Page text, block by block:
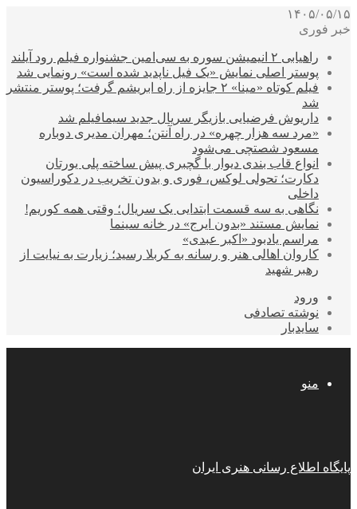
۱۴۰۵/۰۵/۱۵
خبر فوری
راهیابی ۲ انیمیشن سوره به سی‌امین جشنواره فیلم رود آیلند
پوستر اصلی نمایش «یک فیل ناپدید شده است» رونمایی شد
فیلم کوتاه «مینا» ۲ جایزه از راه ابریشم گرفت؛ پوستر منتشر
شد
داریوش فرضیایی بازیگر سریال جدید سیمافیلم شد
«مرد سه هزار چهره» در راه آنتن؛ مهران مدیری دوباره
مسعود شصتچی می‌شود
انواع قاب بندی دیوار با گچبری پیش ساخته پلی یورتان
دکارت؛ تحولی لوکس، فوری و بدون تخریب در دکوراسیون
داخلی
نگاهی به سه قسمت ابتدایی یک سریال؛ وقتی همه کوریم!
نمایش مستند «بدون ایرج» در خانه سینما
مراسم یادبود «اکبر عبدی»
کاروان اهالی هنر و رسانه به کربلا رسید؛ زیارت به نیایت از
رهبر شهید
ورود
نوشته تصادفی
سایدبار
منو
پایگاه اطلاع رسانی هنری ایران